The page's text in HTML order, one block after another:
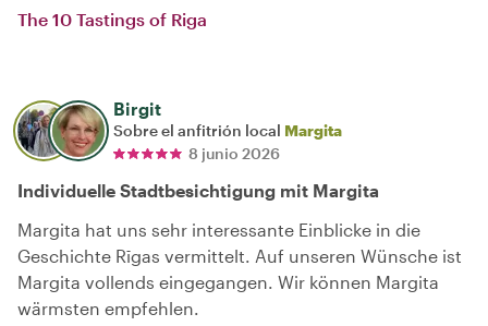
The 10 Tastings of Riga
Birgit
Sobre el anfitrión local Margita
8 junio 2026
Individuelle Stadtbesichtigung mit Margita
Margita hat uns sehr interessante Einblicke in die
Geschichte Rīgas vermittelt. Auf unseren Wünsche ist
Margita vollends eingegangen. Wir können Margita
wärmsten empfehlen.